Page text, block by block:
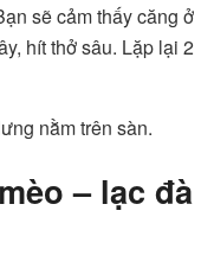
sẽ cảm thấy căng ở
hít thở sâu. Lặp lại 2
nằm trên sàn.
– lạc đà